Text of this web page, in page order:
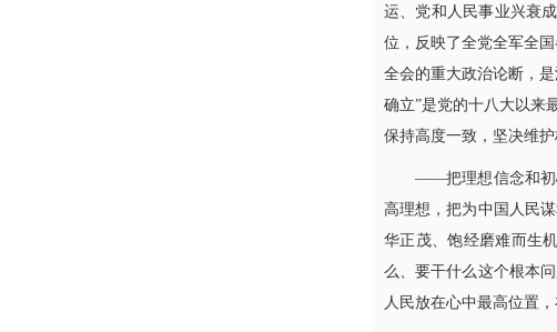
运、党和人民事业兴衰
位，反映了全党全军全
全会的重大政治论断，
确立”是党的十八大以来
保持高度一致，坚决维
——把理想信念和初心
高理想，把为中国人民
华正茂、饱经磨难而生
么、要干什么这个根本
人民放在心中最高位置